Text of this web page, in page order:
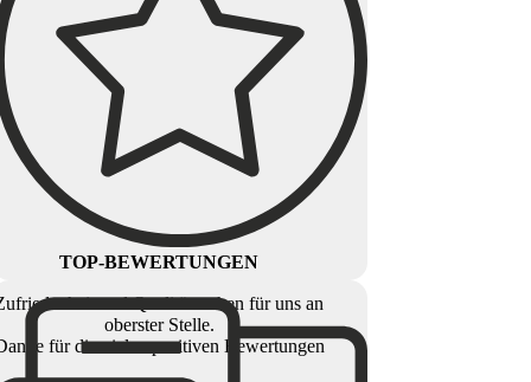
TOP-BEWERTUNGEN
und Qualität stehen für uns an
oberster Stelle.
für die vielen positiven Bewertungen